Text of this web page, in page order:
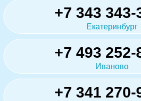
+7 343 343-
Екатеринбург
+7 493 252-
Иваново
+7 341 270-